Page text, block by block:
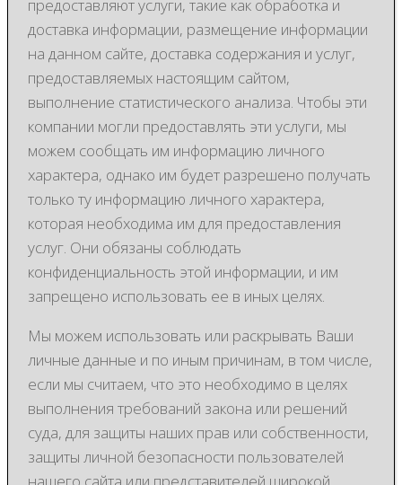
предоставляют услуги, такие как обработка и
доставка информации, размещение информации
на данном сайте, доставка содержания и услуг,
предоставляемых настоящим сайтом,
выполнение статистического анализа. Чтобы эти
компании могли предоставлять эти услуги, мы
можем сообщать им информацию личного
характера, однако им будет разрешено получать
только ту информацию личного характера,
которая необходима им для предоставления
услуг. Они обязаны соблюдать
конфиденциальность этой информации, и им
запрещено использовать ее в иных целях.
Мы можем использовать или раскрывать Ваши
личные данные и по иным причинам, в том числе,
если мы считаем, что это необходимо в целях
выполнения требований закона или решений
суда, для защиты наших прав или собственности,
защиты личной безопасности пользователей